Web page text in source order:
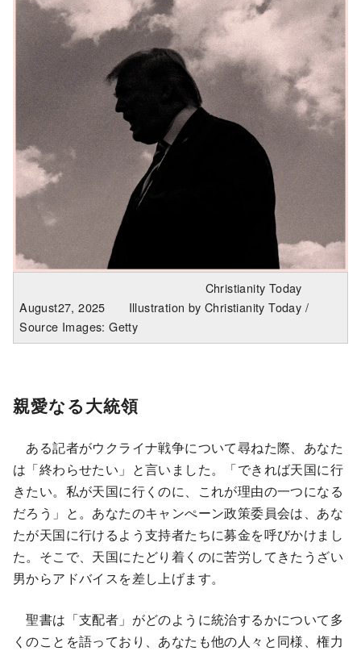
Christianity Today
August27, 2025 Illustration by Christianity Today /
Source Images: Getty
親愛なる大統領
ある記者がウクライナ戦争について尋ねた際、あなた
は「終わらせたい」と言いました。「できれば天国に行
きたい。私が天国に行くのに、これが理由の一つになる
だろう」と。あなたのキャンぺーン政策委員会は、あな
たが天国に行けるよう支持者たちに募金を呼びかけまし
た。そこで、天国にたどり着くのに苦労してきたうざい
男からアドバイスを差し上げます。
聖書は「支配者」がどのように統治するかについて多
くのことを語っており、あなたも他の人々と同様、権力